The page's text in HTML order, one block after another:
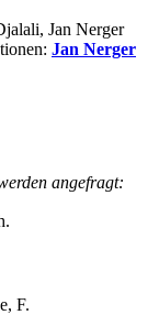
Jan Nerger
Jan Nerger
angefragt:
F.